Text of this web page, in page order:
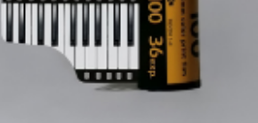
Nuevas funcionalidades están llegando a FotoRed, la
última mejora es la posibilidad de añadir música a tus
tablones fotográficos.